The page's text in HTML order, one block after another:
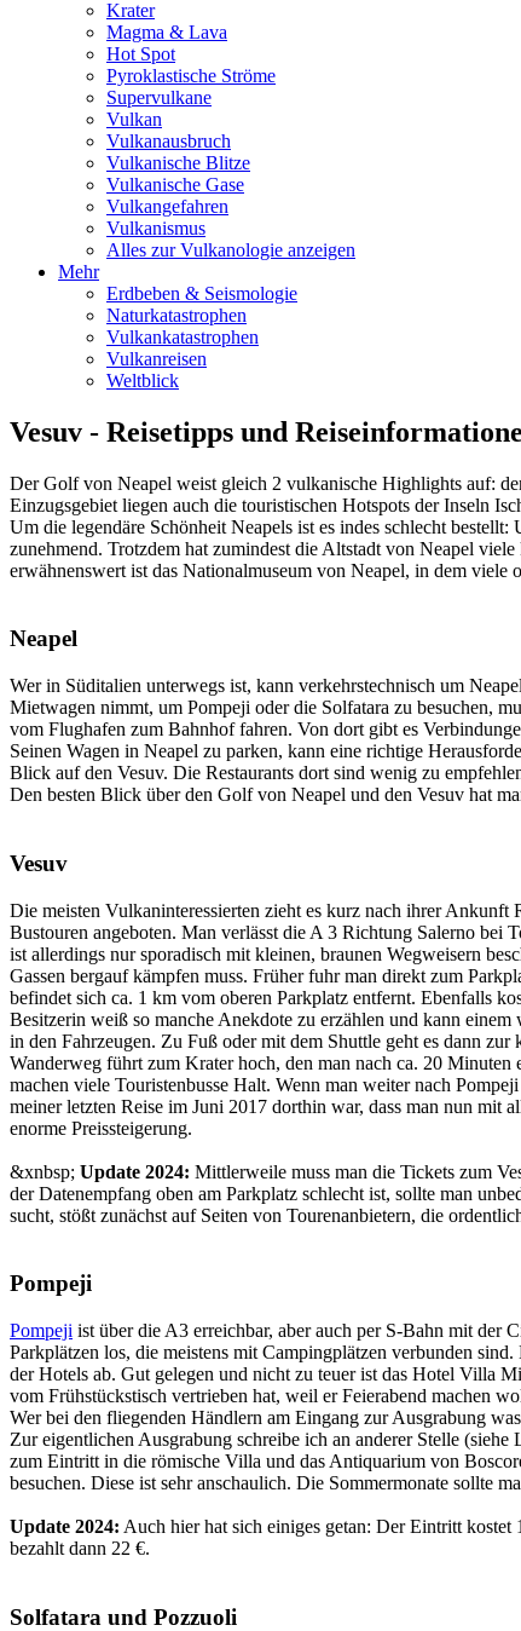
Krater
Magma & Lava
Hot Spot
Pyroklastische Ströme
Supervulkane
Vulkan
Vulkanausbruch
Vulkanische Blitze
Vulkanische Gase
Vulkangefahren
Vulkanismus
Alles zur Vulkanologie anzeigen
Mehr
Erdbeben & Seismologie
Naturkatastrophen
Vulkankatastrophen
Vulkanreisen
Weltblick
Vesuv - Reisetipps und
Der Golf von Neapel weist gleich 2 vulkanische Highlights auf:
Einzugsgebiet liegen auch die touristischen Hotspots der Inseln
Um die legendäre Schönheit Neapels ist es indes schlecht
zunehmend. Trotzdem hat zumindest die Altstadt von Neapel
erwähnenswert ist das Nationalmuseum von Neapel, in dem viele
Neapel
Wer in Süditalien unterwegs ist, kann verkehrstechnisch um
Mietwagen nimmt, um Pompeji oder die Solfatara zu besuchen,
vom Flughafen zum Bahnhof fahren. Von dort gibt es
Seinen Wagen in Neapel zu parken, kann eine richtige
Blick auf den Vesuv. Die Restaurants dort sind wenig zu
Den besten Blick über den Golf von Neapel und den Vesuv hat
Vesuv
Die meisten Vulkaninteressierten zieht es kurz nach ihrer Ankunft
Bustouren angeboten. Man verlässt die A 3 Richtung Salerno bei
ist allerdings nur sporadisch mit kleinen, braunen Wegweisern
Gassen bergauf kämpfen muss. Früher fuhr man direkt zum
befindet sich ca. 1 km vom oberen Parkplatz entfernt. Ebenfalls
Besitzerin weiß so manche Anekdote zu erzählen und kann
in den Fahrzeugen. Zu Fuß oder mit dem Shuttle geht es dann
Wanderweg führt zum Krater hoch, den man nach ca. 20
machen viele Touristenbusse Halt. Wenn man weiter nach
meiner letzten Reise im Juni 2017 dorthin war, dass man nun mit
enorme Preissteigerung.
&xnbsp; Update 2024: Mittlerweile muss man die Tickets zum
der Datenempfang oben am Parkplatz schlecht ist, sollte man
sucht, stößt zunächst auf Seiten von Tourenanbietern, die
Pompeji
Pompeji ist über die A3 erreichbar, aber auch per S-Bahn mit der
Parkplätzen los, die meistens mit Campingplätzen verbunden
der Hotels ab. Gut gelegen und nicht zu teuer ist das Hotel Villa
vom Frühstückstisch vertrieben hat, weil er Feierabend machen
Wer bei den fliegenden Händlern am Eingang zur Ausgrabung
Zur eigentlichen Ausgrabung schreibe ich an anderer Stelle
zum Eintritt in die römische Villa und das Antiquarium von
besuchen. Diese ist sehr anschaulich. Die Sommermonate sollte
Update 2024: Auch hier hat sich einiges getan: Der Eintritt
bezahlt dann 22 €.
Solfatara und Pozzuoli